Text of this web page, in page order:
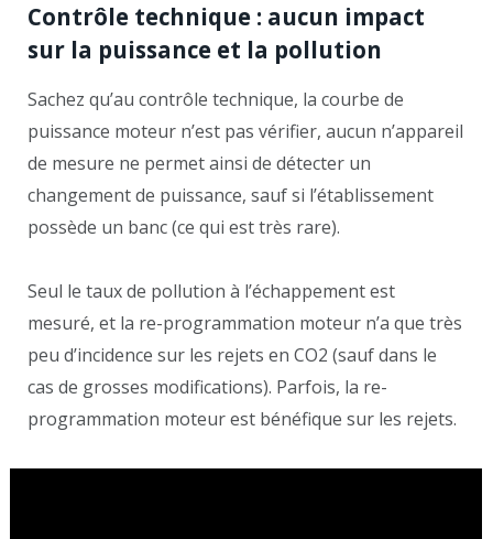
Contrôle technique : aucun impact
sur la puissance et la pollution
Sachez qu’au contrôle technique, la courbe de
puissance moteur n’est pas vérifier, aucun n’appareil
de mesure ne permet ainsi de détecter un
changement de puissance, sauf si l’établissement
possède un banc (ce qui est très rare).
Seul le taux de pollution à l’échappement est
mesuré, et la re-programmation moteur n’a que très
peu d’incidence sur les rejets en CO2 (sauf dans le
cas de grosses modifications). Parfois, la re-
programmation moteur est bénéfique sur les rejets.